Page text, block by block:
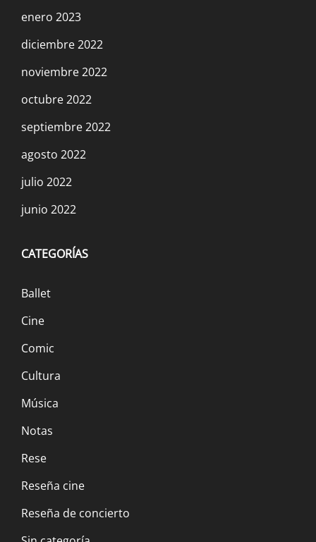
enero 2023
diciembre 2022
noviembre 2022
octubre 2022
septiembre 2022
agosto 2022
julio 2022
junio 2022
CATEGORÍAS
Ballet
Cine
Comic
Cultura
Música
Notas
Rese
Reseña cine
Reseña de concierto